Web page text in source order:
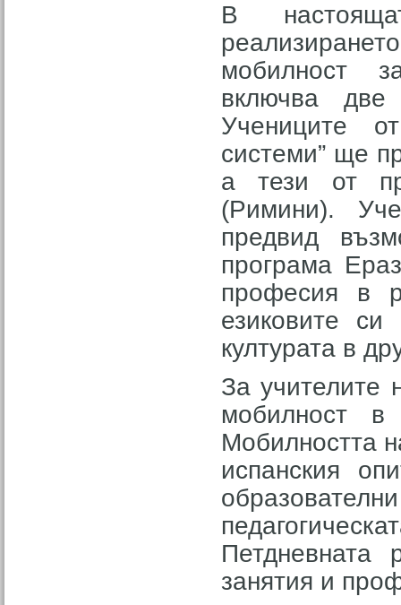
В
мобилност
включва
Учениците
системи” ще
а тези от
(Римини).
предвид
програма
професия в
езиковите
културата в
За учителите
мобилност
Мобилността
испанския
Петдневната
занятия и